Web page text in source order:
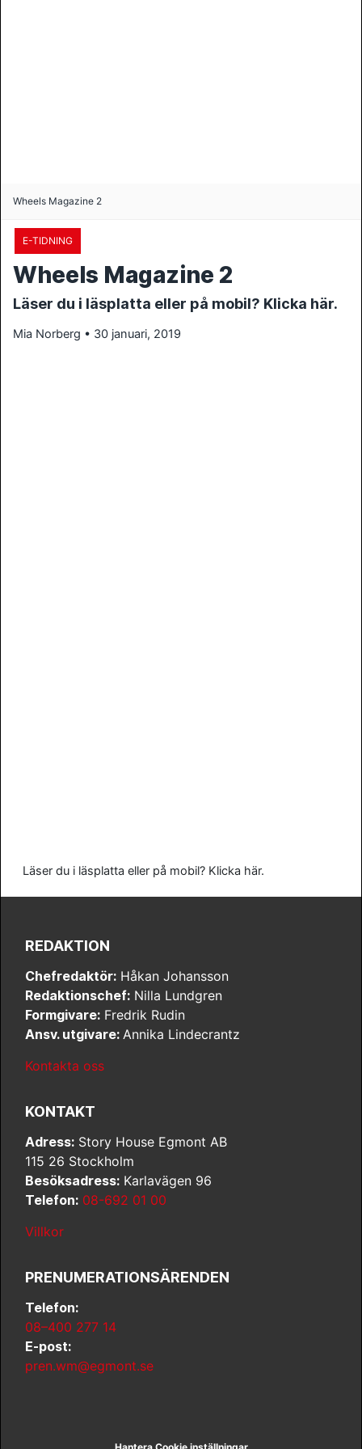
Wheels Magazine 2
E-TIDNING
Wheels Magazine 2
Läser du i läsplatta eller på mobil? Klicka här.
Mia Norberg • 30 januari, 2019
Läser du i läsplatta eller på mobil? Klicka här.
REDAKTION
Chefredaktör: Håkan Johansson
Redaktionschef: Nilla Lundgren
Formgivare: Fredrik Rudin
Ansv. utgivare: Annika Lindecrantz
Kontakta oss
KONTAKT
Adress: Story House Egmont AB
115 26 Stockholm
Besöksadress: Karlavägen 96
Telefon: 08-692 01 00
Villkor
PRENUMERATIONSÄRENDEN
Telefon:
08–400 277 14
E-post:
pren.wm@egmont.se